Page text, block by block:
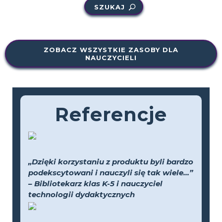
SZUKAJ
ZOBACZ WSZYSTKIE ZASOBY DLA
NAUCZYCIELI
Referencje
„Dzięki korzystaniu z produktu byli bardzo
podekscytowani i nauczyli się tak wiele...”
– Bibliotekarz klas K-5 i nauczyciel
technologii dydaktycznych